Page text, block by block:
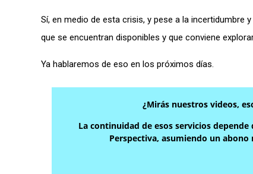
Sí, en medio de esta crisis, y pese a la
que se encuentran disponibles y que conviene
Ya hablaremos de eso en los próximos días.
¿Mirás nuestros videos,
La continuidad de esos servicios
Perspectiva, asumiendo un